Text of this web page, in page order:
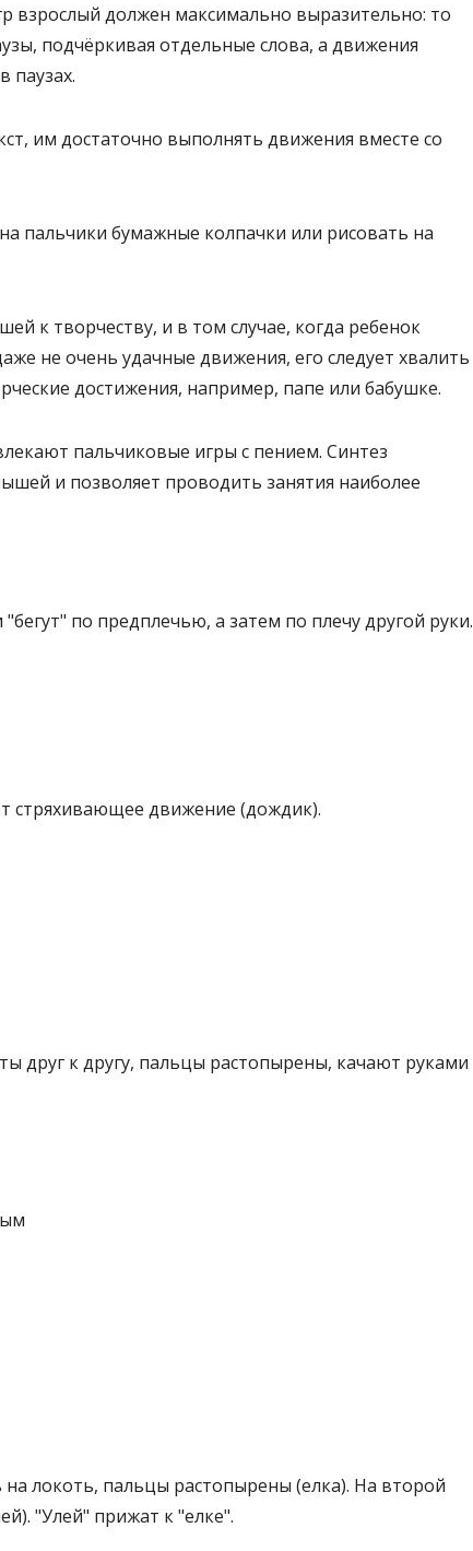
взрослый должен максимально выразительно: то
подчёркивая отдельные слова, а движения
паузах.
им достаточно выполнять движения вместе со
пальчики бумажные колпачки или рисовать на
к творчеству, и в том случае, когда ребенок
не очень удачные движения, его следует хвалить
достижения, например, папе или бабушке.
пальчиковые игры с пением. Синтез
и позволяет проводить занятия наиболее
по предплечью, а затем по плечу другой руки.
стряхивающее движение (дождик).
друг к другу, пальцы растопырены, качают руками
на локоть, пальцы растопырены (елка). На второй
"Улей" прижат к "елке".